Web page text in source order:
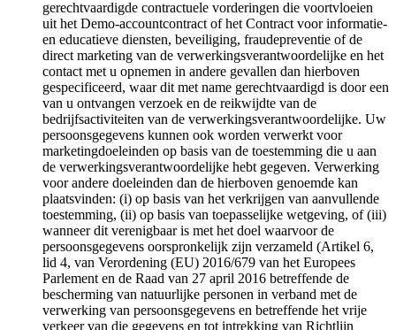
gerechtvaardigde contractuele vorderingen die voortvloeien
uit het Demo-accountcontract of het Contract voor informatie-
en educatieve diensten, beveiliging, fraudepreventie of de
direct marketing van de verwerkingsverantwoordelijke en het
contact met u opnemen in andere gevallen dan hierboven
gespecificeerd, waar dit met name gerechtvaardigd is door een
van u ontvangen verzoek en de reikwijdte van de
bedrijfsactiviteiten van de verwerkingsverantwoordelijke. Uw
persoonsgegevens kunnen ook worden verwerkt voor
marketingdoeleinden op basis van de toestemming die u aan
de verwerkingsverantwoordelijke hebt gegeven. Verwerking
voor andere doeleinden dan de hierboven genoemde kan
plaatsvinden: (i) op basis van het verkrijgen van aanvullende
toestemming, (ii) op basis van toepasselijke wetgeving, of (iii)
wanneer dit verenigbaar is met het doel waarvoor de
persoonsgegevens oorspronkelijk zijn verzameld (Artikel 6,
lid 4, van Verordening (EU) 2016/679 van het Europees
Parlement en de Raad van 27 april 2016 betreffende de
bescherming van natuurlijke personen in verband met de
verwerking van persoonsgegevens en betreffende het vrije
verkeer van die gegevens en tot intrekking van Richtlijn